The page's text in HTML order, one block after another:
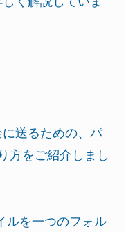
送るための、パ
方をご紹介しまし
ルを一つのフォル